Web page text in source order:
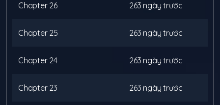
Chapter 26 263 ngày trước
Chapter 25 263 ngày trước
Chapter 24 263 ngày trước
Chapter 23 263 ngày trước